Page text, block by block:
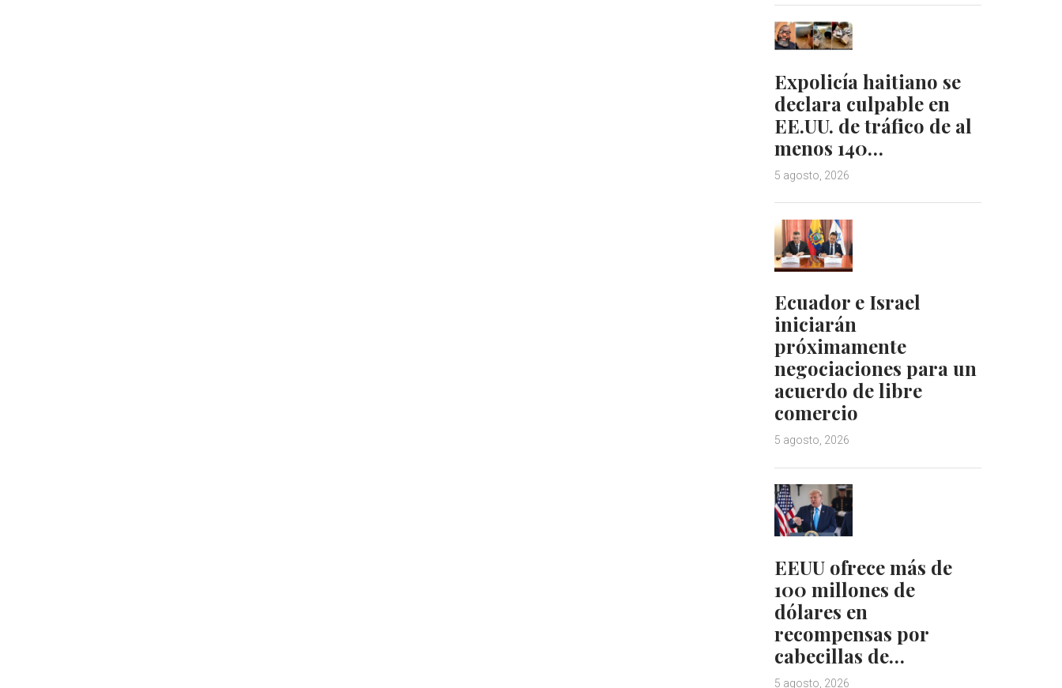
Expolicía haitiano se
declara culpable en
EE.UU. de tráfico de al
menos 140…
5 agosto, 2026
Ecuador e Israel
iniciarán
próximamente
negociaciones para un
acuerdo de libre
comercio
5 agosto, 2026
EEUU ofrece más de
100 millones de
dólares en
recompensas por
cabecillas de…
5 agosto, 2026